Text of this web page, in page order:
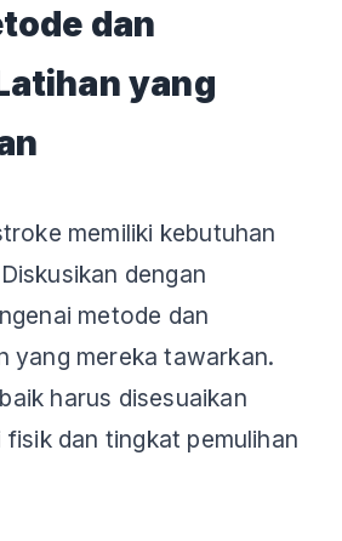
dan
yang
memiliki kebutuhan
dengan
metode dan
yang mereka tawarkan.
harus disesuaikan
fisik dan tingkat pemulihan